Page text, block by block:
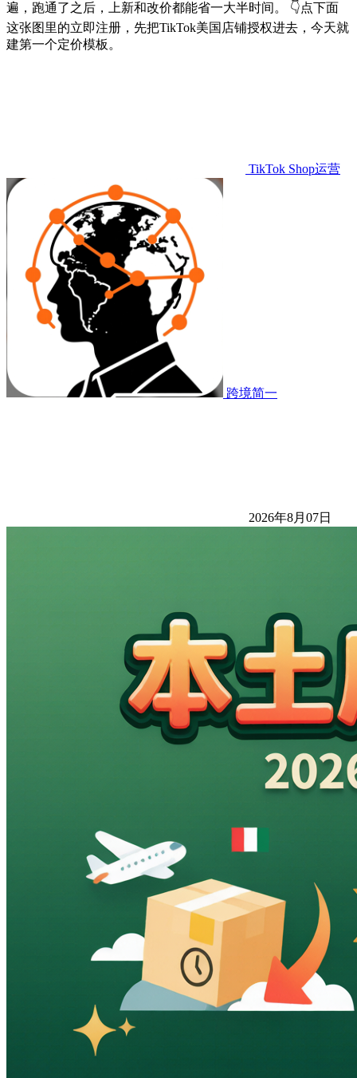
遍，跑通了之后，上新和改价都能省一大半时间。 👇点下面
这张图里的立即注册，先把TikTok美国店铺授权进去，今天就
建第一个定价模板。
TikTok Shop运营
跨境简一
2026年8月07日